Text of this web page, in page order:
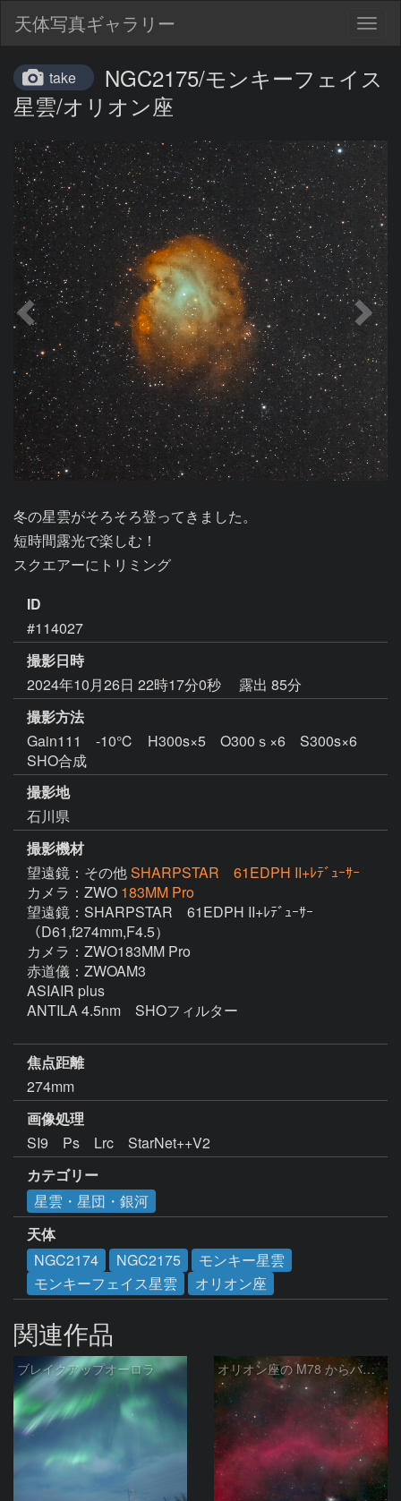
天体写真ギャラリー
take
NGC2175/モンキーフェイス
星雲/オリオン座
冬の星雲がそろそろ登ってきました。
短時間露光で楽しむ！
スクエアーにトリミング
ID
#114027
撮影日時
2024年10月26日 22時17分0秒
露出 85分
撮影方法
Gain111 -10℃ H300s×5 O300ｓ×6 S300s×6
SHO合成
撮影地
石川県
撮影機材
望遠鏡：その他SHARPSTAR 61EDPH II+ﾚﾃﾞｭｰｻｰ
カメラ：ZWO 183MM Pro
望遠鏡：SHARPSTAR　61EDPH II+ﾚﾃﾞｭｰｻｰ
（D61,f274mm,F4.5）
カメラ：ZWO183MM Pro
赤道儀：ZWOAM3
ASIAIR plus
ANTILA 4.5nm　SHOフィルター
焦点距離
274mm
画像処理
SI9　Ps　Lrc　StarNet++V2
カテゴリー
星雲・星団・銀河
天体
NGC2174
NGC2175
モンキー星雲
モンキーフェイス星雲
オリオン座
関連作品
ブレイクアップオーロラ オリオン座の M78 からバーナードループをまたいで LDN1622あたり